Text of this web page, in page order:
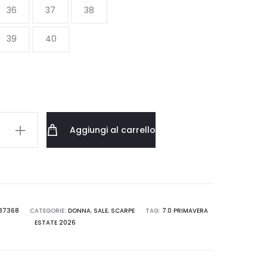
era:
238.00 €.
36 37 38
39 40
Aggiungi al carrello
CATEGORIE: DONNA, SALE, SCARPE TAG: 7.0 PRIMAVERA
ESTATE 2026